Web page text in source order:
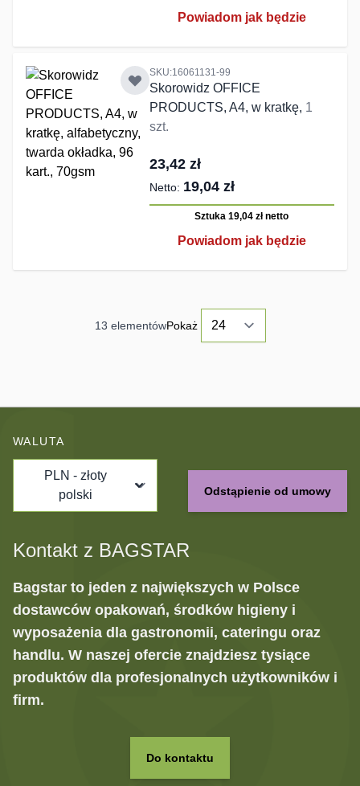
Powiadom jak będzie
SKU:16061131-99
Skorowidz OFFICE
PRODUCTS, A4, w kratkę, 1
szt.
23,42 zł
19,04 zł
Sztuka 19,04 złnetto
Powiadom jak będzie
13 elementówPokaż
WALUTA
PLN - złoty
polski
Odstąpienie od umowy
Kontakt z BAGSTAR
Bagstar to jeden z największych w Polsce
dostawców opakowań, środków higieny i
wyposażenia dla gastronomii, cateringu oraz
handlu. W naszej ofercie znajdziesz tysiące
produktów dla profesjonalnych użytkowników i
firm.
Do kontaktu